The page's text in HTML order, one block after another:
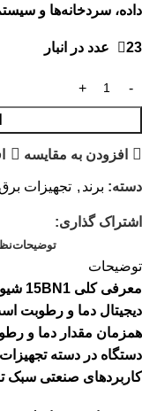
داده، سردخانه‌ها و
23 عدد در انبار
افزودن به مقایسه
دسته: برند , تجهیزات
اشتراک گذاری:
توضیحات
توضیحات
دیجیتال دما و رطوبت
همزمان مقدار دما و
دستگاه در دسته
کاربردهای صنعتی سبک